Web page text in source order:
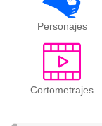
Personajes
Cortometrajes